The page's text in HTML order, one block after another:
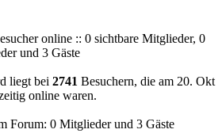
online :: 0 sichtbare Mitglieder, 0
und 3 Gäste
liegt bei 2741 Besuchern, die am 20. Okt
online waren.
Forum: 0 Mitglieder und 3 Gäste